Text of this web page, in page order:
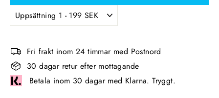
Fri frakt inom 24 timmar med Postnord
30 dagar retur efter mottagande
Betala inom 30 dagar med Klarna. Tryggt.